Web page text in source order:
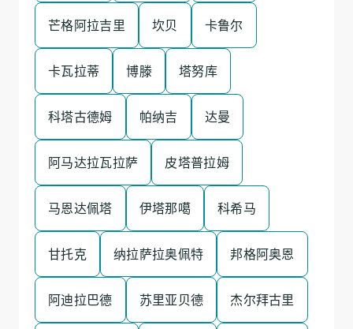
芒格阿拉吉里 坎贝 卡鲁尔
卡瓦拉蒂 博滕 塔努库
科塔古德姆 帕纳吉 达曼
阿马达拉瓦拉萨 皮塔普拉姆
马恩达佩塔 伊塔那噶 科希马
甘托克 纳拉萨拉奥佩特 邦格阿奥恩
阿迪拉巴德 苏里亚贝德 杰尔拜古里